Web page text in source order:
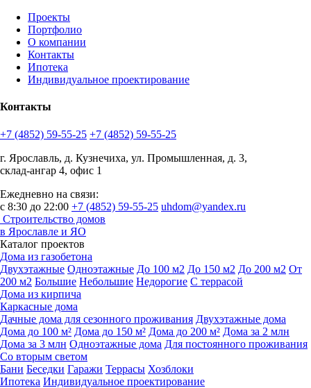
Проекты
Портфолио
О компании
Контакты
Ипотека
Индивидуальное проектирование
Контакты
+7 (4852) 59-55-25 +7 (4852) 59-55-25
г. Ярославль, д. Кузнечиха, ул. Промышленная, д. 3,
склад-ангар 4, офис 1
Ежедневно на связи:
с 8:30 до 22:00 +7 (4852) 59-55-25 uhdom@yandex.ru
Строительство домов
в Ярославле и ЯО
Каталог проектов
Дома из газобетона
Двухэтажные Одноэтажные До 100 м2 До 150 м2 До 200 м2 От
200 м2 Большие Небольшие Недорогие С террасой
Дома из кирпича
Каркасные дома
Дачные дома для сезонного проживания Двухэтажные дома
Дома до 100 м² Дома до 150 м² Дома до 200 м² Дома за 2 млн
Дома за 3 млн Одноэтажные дома Для постоянного проживания
Со вторым светом
Бани Беседки Гаражи Террасы Хозблоки
Ипотека Индивидуальное проектирование